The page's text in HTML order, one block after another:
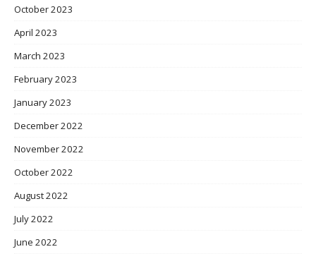
October 2023
April 2023
March 2023
February 2023
January 2023
December 2022
November 2022
October 2022
August 2022
July 2022
June 2022